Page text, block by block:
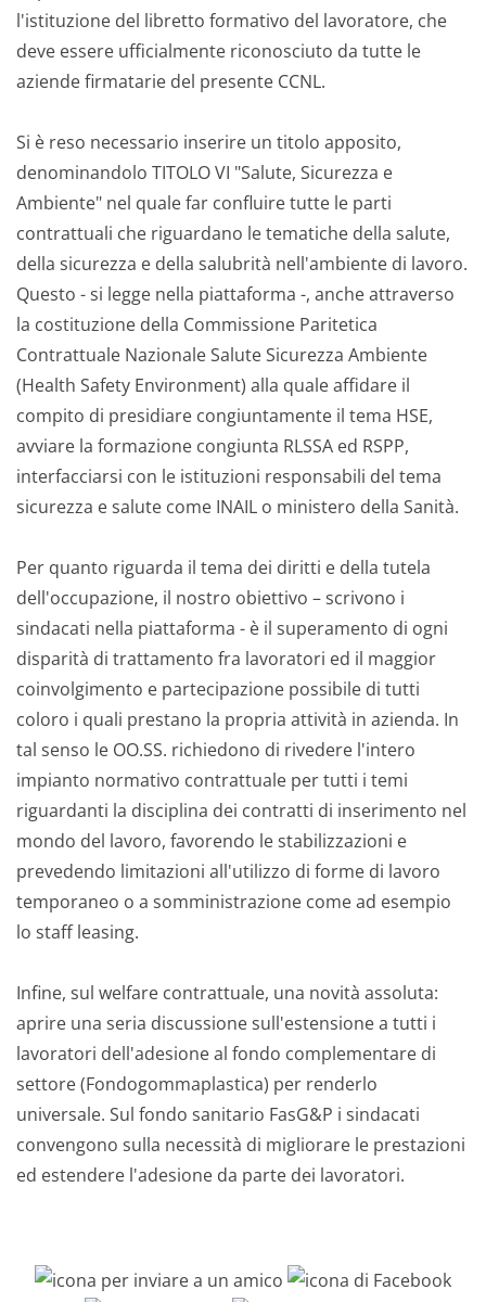
l'istituzione del libretto formativo del lavoratore, che
deve essere ufficialmente riconosciuto da tutte le
aziende firmatarie del presente CCNL.
Si è reso necessario inserire un titolo apposito,
denominandolo TITOLO VI "Salute, Sicurezza e
Ambiente" nel quale far confluire tutte le parti
contrattuali che riguardano le tematiche della salute,
della sicurezza e della salubrità nell'ambiente di lavoro.
Questo - si legge nella piattaforma -, anche attraverso
la costituzione della Commissione Paritetica
Contrattuale Nazionale Salute Sicurezza Ambiente
(Health Safety Environment) alla quale affidare il
compito di presidiare congiuntamente il tema HSE,
avviare la formazione congiunta RLSSA ed RSPP,
interfacciarsi con le istituzioni responsabili del tema
sicurezza e salute come INAIL o ministero della Sanità.
Per quanto riguarda il tema dei diritti e della tutela
dell'occupazione, il nostro obiettivo – scrivono i
sindacati nella piattaforma - è il superamento di ogni
disparità di trattamento fra lavoratori ed il maggior
coinvolgimento e partecipazione possibile di tutti
coloro i quali prestano la propria attività in azienda. In
tal senso le OO.SS. richiedono di rivedere l'intero
impianto normativo contrattuale per tutti i temi
riguardanti la disciplina dei contratti di inserimento nel
mondo del lavoro, favorendo le stabilizzazioni e
prevedendo limitazioni all'utilizzo di forme di lavoro
temporaneo o a somministrazione come ad esempio
lo staff leasing.
Infine, sul welfare contrattuale, una novità assoluta:
aprire una seria discussione sull'estensione a tutti i
lavoratori dell'adesione al fondo complementare di
settore (Fondogommaplastica) per renderlo
universale. Sul fondo sanitario FasG&P i sindacati
convengono sulla necessità di migliorare le prestazioni
ed estendere l'adesione da parte dei lavoratori.